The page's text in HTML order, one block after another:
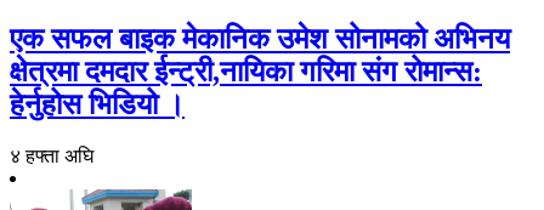
एक सफल बाइक मेकानिक उमेश सोनामको अभिनय
क्षेत्रमा दमदार ईन्ट्री,नायिका गरिमा संग रोमान्स:
हेर्नुहोस भिडियो ।
४ हफ्ता अघि